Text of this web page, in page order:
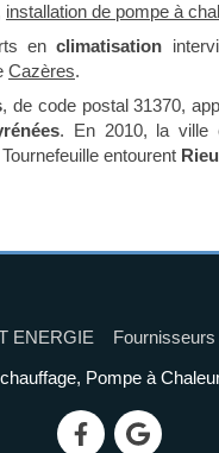
installation de pompe à
enclimatisation
Cazères.
, de code postal 31370,
. En 2010, la ville
entourent
ENERGIE Fournisseurs
Pompe à